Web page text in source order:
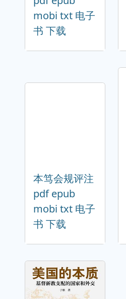
mobi txt 电子
书 下载
本笃会规评注
pdf epub
mobi txt 电子
书 下载